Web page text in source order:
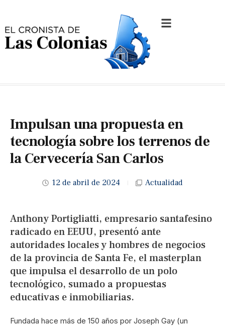
Impulsan una propuesta en
tecnología sobre los terrenos de
la Cervecería San Carlos
12 de abril de 2024 Actualidad
Anthony Portigliatti, empresario santafesino
radicado en EEUU, presentó ante
autoridades locales y hombres de negocios
de la provincia de Santa Fe, el masterplan
que impulsa el desarrollo de un polo
tecnológico, sumado a propuestas
educativas e inmobiliarias.
Fundada hace más de 150 años por Joseph Gay (un